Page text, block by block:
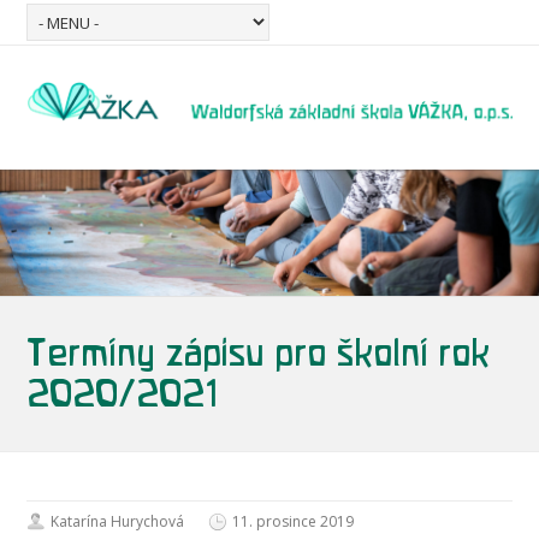
Termíny zápisu pro školní rok
2020/2021
Katarína Hurychová
11. prosince 2019